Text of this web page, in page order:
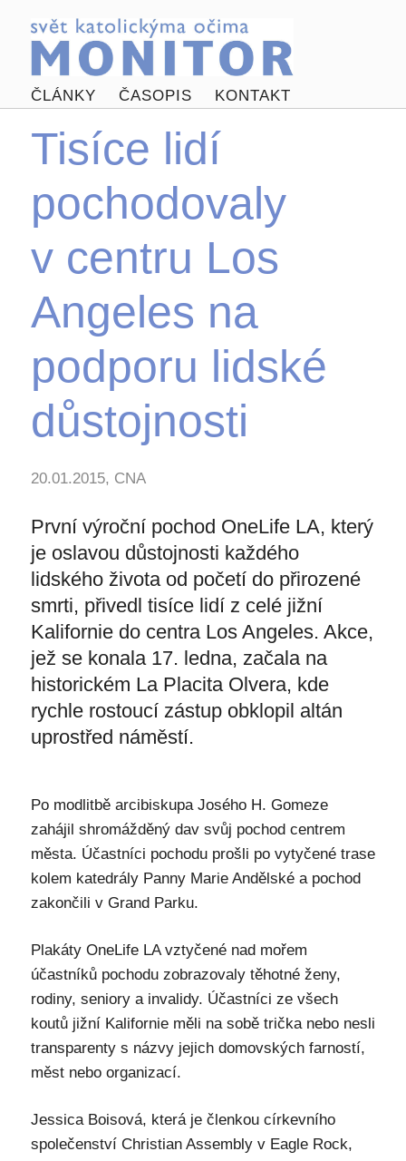
ČLÁNKY ČASOPIS KONTAKT
Tisíce lidí
pochodovaly
v centru Los
Angeles na
podporu lidské
důstojnosti
20.01.2015, CNA
První výroční pochod OneLife LA, který
je oslavou důstojnosti každého
lidského života od početí do přirozené
smrti, přivedl tisíce lidí z celé jižní
Kalifornie do centra Los Angeles. Akce,
jež se konala 17. ledna, začala na
historickém La Placita Olvera, kde
rychle rostoucí zástup obklopil altán
uprostřed náměstí.
Po modlitbě arcibiskupa Josého H. Gomeze
zahájil shromážděný dav svůj pochod centrem
města. Účastníci pochodu prošli po vytyčené trase
kolem katedrály Panny Marie Andělské a pochod
zakončili v Grand Parku.
Plakáty OneLife LA vztyčené nad mořem
účastníků pochodu zobrazovaly těhotné ženy,
rodiny, seniory a invalidy. Účastníci ze všech
koutů jižní Kalifornie měli na sobě trička nebo nesli
transparenty s názvy jejich domovských farností,
měst nebo organizací.
Jessica Boisová, která je členkou církevního
společenství Christian Assembly v Eagle Rock,